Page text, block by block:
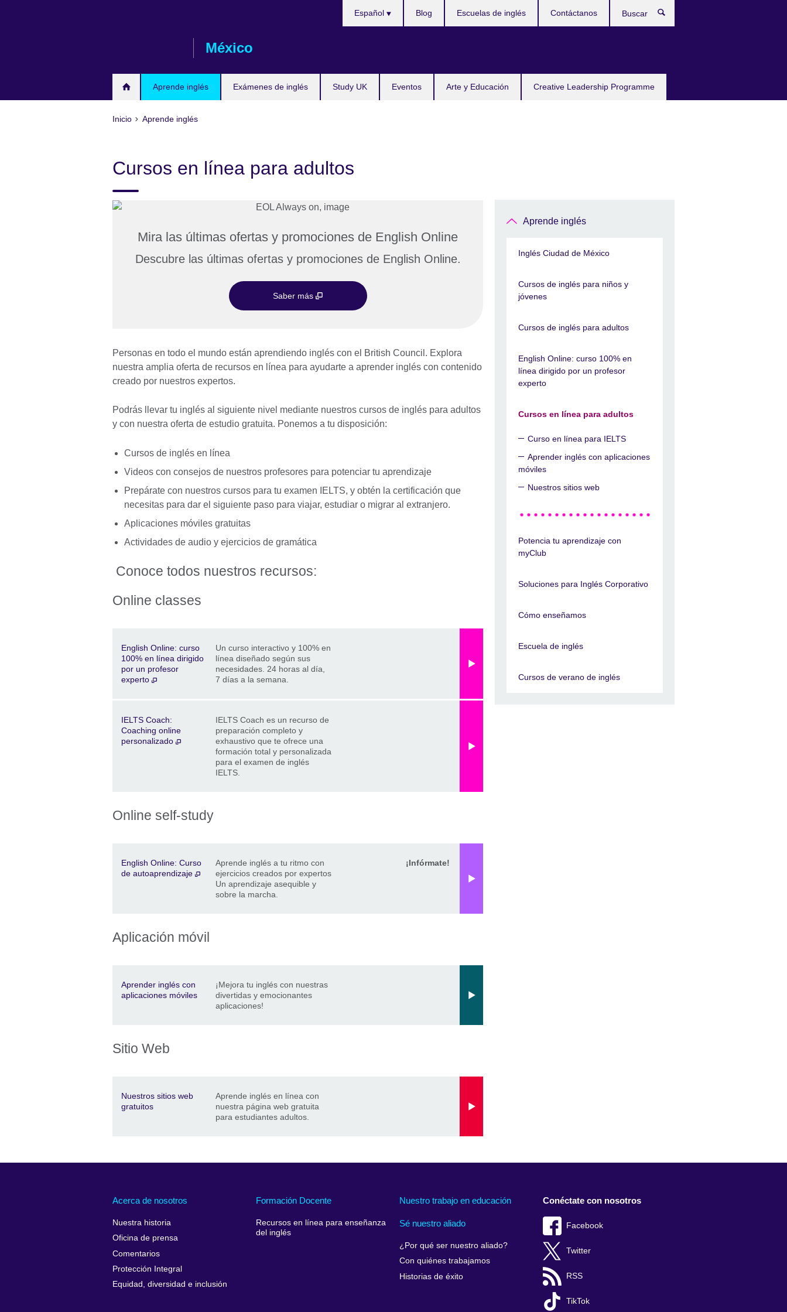
México
Aprende inglés Exámenes de inglés Study UK Eventos Arte y Educación Creative Leadership Programme
Español Blog Escuelas de inglés Contáctanos
Inicio Aprende inglés
Cursos en línea para adultos
Mira las últimas ofertas y promociones de English Online
Descubre las últimas ofertas y promociones de English Online.
Saber más
Personas en todo el mundo están aprendiendo inglés con el British Council. Explora
nuestra amplia oferta de recursos en línea para ayudarte a aprender inglés con contenido
creado por nuestros expertos.
Podrás llevar tu inglés al siguiente nivel mediante nuestros cursos de inglés para adultos
y con nuestra oferta de estudio gratuita. Ponemos a tu disposición:
Cursos de inglés en línea
Videos con consejos de nuestros profesores para potenciar tu aprendizaje
Prepárate con nuestros cursos para tu examen IELTS, y obtén la certificación que
necesitas para dar el siguiente paso para viajar, estudiar o migrar al extranjero.
Aplicaciones móviles gratuitas
Actividades de audio y ejercicios de gramática
Conoce todos nuestros recursos:
Online classes
English Online: curso
100% en línea dirigido
por un profesor
experto
Un curso interactivo y 100% en
línea diseñado según sus
necesidades. 24 horas al día,
7 días a la semana.
IELTS Coach:
Coaching online
personalizado
IELTS Coach es un recurso de
preparación completo y
exhaustivo que te ofrece una
formación total y personalizada
para el examen de inglés
IELTS.
Online self-study
English Online: Curso
de autoaprendizaje
Aprende inglés a tu ritmo con
ejercicios creados por expertos
Un aprendizaje asequible y
sobre la marcha.
¡Infórmate!
Aplicación móvil
Aprender inglés con
aplicaciones móviles
¡Mejora tu inglés con nuestras
divertidas y emocionantes
aplicaciones!
Sitio Web
Nuestros sitios web
gratuitos
Aprende inglés en línea con
nuestra página web gratuita
para estudiantes adultos.
Aprende inglés
Inglés Ciudad de México
Cursos de inglés para niños y
jóvenes
Cursos de inglés para adultos
English Online: curso 100% en
línea dirigido por un profesor
experto
Cursos en línea para adultos
Curso en línea para IELTS
Aprender inglés con aplicaciones
móviles
Nuestros sitios web
Potencia tu aprendizaje con
myClub
Soluciones para Inglés Corporativo
Cómo enseñamos
Escuela de inglés
Cursos de verano de inglés
Acerca de nosotros
Nuestra historia
Oficina de prensa
Comentarios
Protección Integral
Equidad, diversidad e inclusión
Formación Docente
Recursos en línea para enseñanza
del inglés
Nuestro trabajo en educación
Sé nuestro aliado
¿Por qué ser nuestro aliado?
Con quiénes trabajamos
Historias de éxito
Conéctate con nosotros
Facebook
Twitter
RSS
TikTok